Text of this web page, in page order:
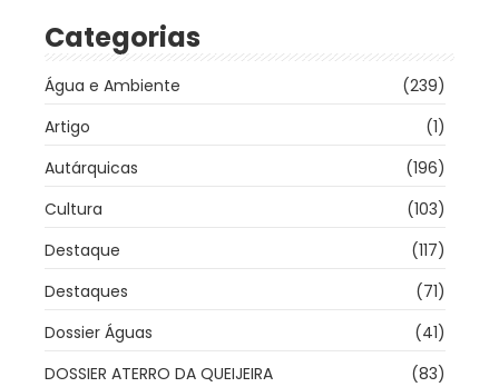
Categorias
Água e Ambiente
(239)
Artigo
(1)
Autárquicas
(196)
Cultura
(103)
Destaque
(117)
Destaques
(71)
Dossier Águas
(41)
DOSSIER ATERRO DA QUEIJEIRA
(83)